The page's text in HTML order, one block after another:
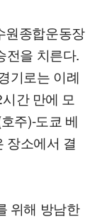
원종합운동장
전을 치른다.
기로는 이례
간 만에 모
주)-도쿄 베
장소에서 결
위해 방남한